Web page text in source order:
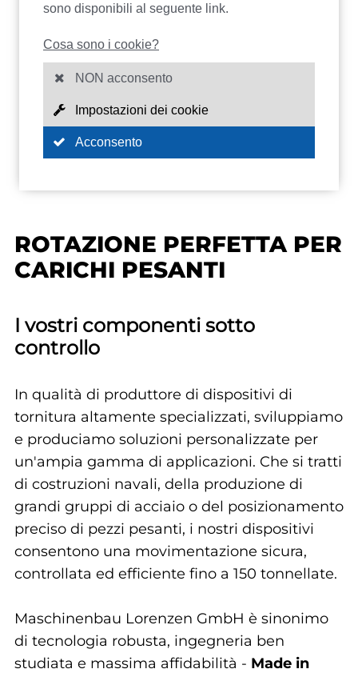
ROTAZIONE PERFETTA PER
CARICHI PESANTI
I vostri componenti sotto
controllo
In qualità di produttore di dispositivi di
tornitura altamente specializzati, sviluppiamo
e produciamo soluzioni personalizzate per
un'ampia gamma di applicazioni. Che si tratti
di costruzioni navali, della produzione di
grandi gruppi di acciaio o del posizionamento
preciso di pezzi pesanti, i nostri dispositivi
consentono una movimentazione sicura,
controllata ed efficiente fino a 150 tonnellate.
Maschinenbau Lorenzen GmbH è sinonimo
di tecnologia robusta, ingegneria ben
studiata e massima affidabilità - Made in
sono disponibili al seguente link.
Cosa sono i cookie?
NON acconsento
Impostazioni dei cookie
Acconsento